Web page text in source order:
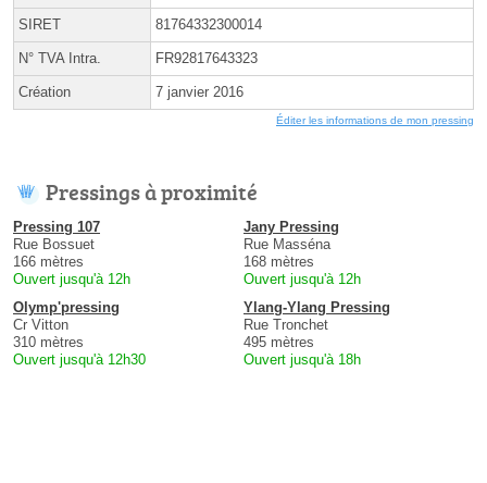
SIRET 81764332300014
N° TVA Intra. FR92817643323
Création 7 janvier 2016
Éditer les informations de mon pressing
Pressings à proximité
Pressing 107
Rue Bossuet
166 mètres
Ouvert jusqu'à 12h
Jany Pressing
Rue Masséna
168 mètres
Ouvert jusqu'à 12h
Olymp'pressing
Cr Vitton
310 mètres
Ouvert jusqu'à 12h30
Ylang-Ylang Pressing
Rue Tronchet
495 mètres
Ouvert jusqu'à 18h